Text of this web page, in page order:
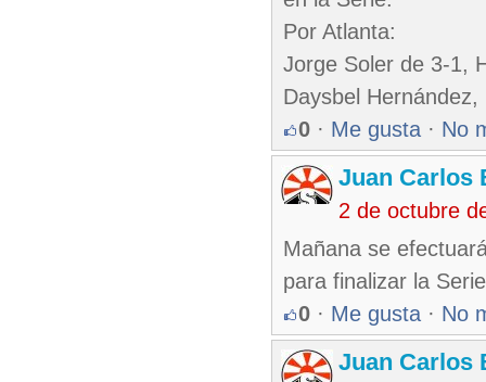
Por Atlanta:
Jorge Soler de 3-1,
Daysbel
0 · Me gusta · No
Juan Carlos
2 de octubre
Mañana se
para finalizar la
0 · Me gusta · No
Juan Carlos